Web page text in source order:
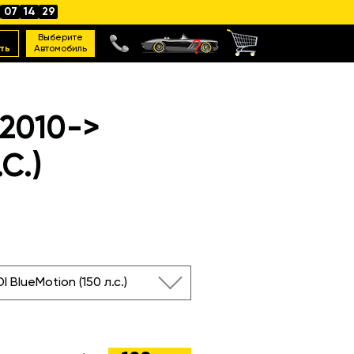
07 14 28
Выберите
Автомобиль
>
BlueMotion (150 л.с.)